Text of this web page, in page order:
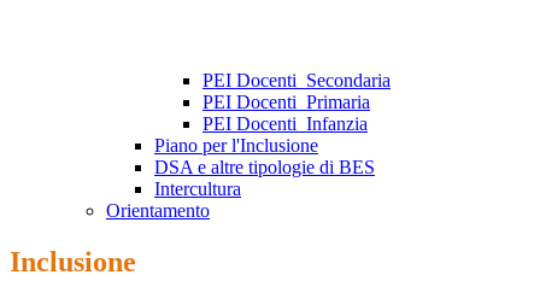
PEI Docenti_Secondaria
PEI Docenti_Primaria
PEI Docenti_Infanzia
Piano per l'Inclusione
DSA e altre tipologie di BES
Intercultura
Orientamento
Inclusione